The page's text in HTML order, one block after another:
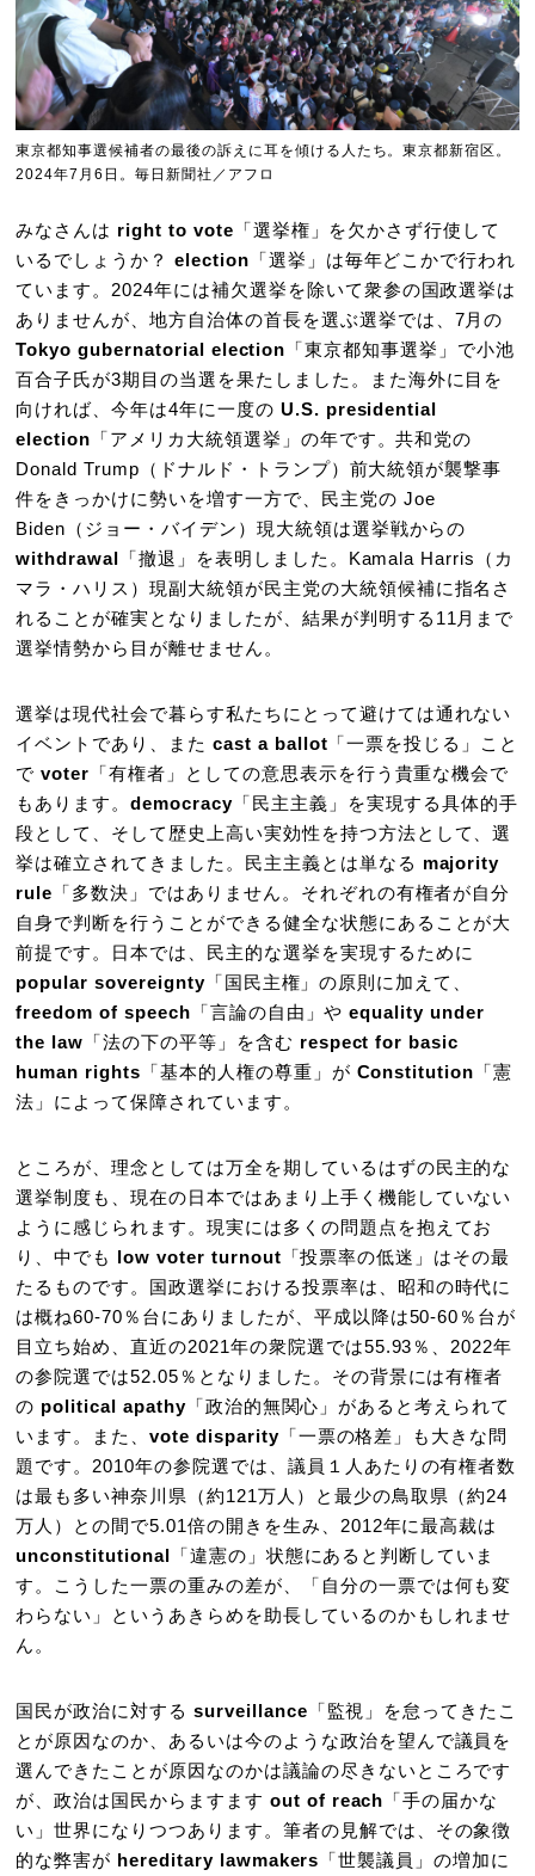
東京都知事選候補者の最後の訴えに耳を傾ける人たち。東京都新宿区。
2024年7月6日。毎日新聞社／アフロ
みなさんは right to vote 「選挙権」を欠かさず行使して
いるでしょうか？election 「選挙」は毎年どこかで行われ
ています。2024年には補欠選挙を除いて衆参の国政選挙は
ありませんが、地方自治体の首長を選ぶ選挙では、7月の
Tokyo gubernatorial election 「東京都知事選挙」で小池
百合子氏が3期目の当選を果たしました。また海外に目を
向ければ、今年は4年に一度の U.S. presidential
election 「アメリカ大統領選挙」の年です。共和党の
Donald Trump（ドナルド・トランプ）前大統領が襲撃事
件をきっかけに勢いを増す一方で、民主党の Joe
Biden（ジョー・バイデン）現大統領は選挙戦からの
withdrawal 「撤退」を表明しました。Kamala Harris（カ
マラ・ハリス）現副大統領が民主党の大統領候補に指名さ
れることが確実となりましたが、結果が判明する11月まで
選挙情勢から目が離せません。
選挙は現代社会で暮らす私たちにとって避けては通れない
イベントであり、また cast a ballot 「一票を投じる」こと
でvoter 「有権者」としての意思表示を行う貴重な機会で
もあります。democracy「民主主義」を実現する具体的手
段として、そして歴史上高い実効性を持つ方法として、選
挙は確立されてきました。民主主義とは単なる majority
rule 「多数決」ではありません。それぞれの有権者が自分
自身で判断を行うことができる健全な状態にあることが大
前提です。日本では、民主的な選挙を実現するために
popular sovereignty「国民主権」の原則に加えて、
freedom of speech 「言論の自由」やequality under
the law 「法の下の平等」を含む respect for basic
human rights 「基本的人権の尊重」が Constitution 「憲
法」によって保障されています。
ところが、理念としては万全を期しているはずの民主的な
選挙制度も、現在の日本ではあまり上手く機能していない
ように感じられます。現実には多くの問題点を抱えてお
り、中でも low voter turnout 「投票率の低迷」はその最
たるものです。国政選挙における投票率は、昭和の時代に
は概ね60-70％台にありましたが、平成以降は50-60％台が
目立ち始め、直近の2021年の衆院選では55.93％、2022年
の参院選では52.05％となりました。その背景には有権者
の political apathy「政治的無関心」があると考えられて
います。また、vote disparity「一票の格差」も大きな問
題です。2010年の参院選では、議員１人あたりの有権者数
は最も多い神奈川県（約121万人）と最少の鳥取県（約24
万人）との間で5.01倍の開きを生み、2012年に最高裁は
unconstitutional 「違憲の」状態にあると判断していま
す。こうした一票の重みの差が、「自分の一票では何も変
わらない」というあきらめを助長しているのかもしれませ
ん。
国民が政治に対するsurveillance 「監視」を怠ってきたこ
とが原因なのか、あるいは今のような政治を望んで議員を
選んできたことが原因なのかは議論の尽きないところです
が、政治は国民からますます out of reach 「手の届かな
い」世界になりつつあります。筆者の見解では、その象徴
的な弊害が hereditary lawmakers 「世襲議員」の増加に